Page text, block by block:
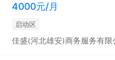
4000元/月
启动区
佳盛(河北雄安)商务服务有限